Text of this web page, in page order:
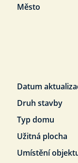
Město
Datum
Druh stavby
Typ domu
Užitná plocha
Umístění